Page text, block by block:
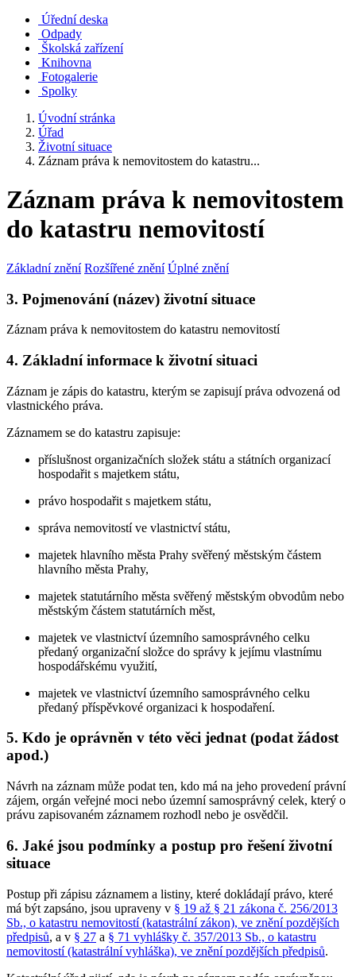
Úřední deska
Odpady
Školská zařízení
Knihovna
Fotogalerie
Spolky
Úvodní stránka
Úřad
Životní situace
Záznam práva k nemovitostem do katastru...
Záznam práva k nemovitostem
do katastru nemovitostí
Základní znění Rozšířené znění Úplné znění
3. Pojmenování (název) životní situace
Záznam práva k nemovitostem do katastru nemovitostí
4. Základní informace k životní situaci
Záznam je zápis do katastru, kterým se zapisují práva odvozená od
vlastnického práva.
Záznamem se do katastru zapisuje:
příslušnost organizačních složek státu a státních organizací
hospodařit s majetkem státu,
právo hospodařit s majetkem státu,
správa nemovitostí ve vlastnictví státu,
majetek hlavního města Prahy svěřený městským částem
hlavního města Prahy,
majetek statutárního města svěřený městským obvodům nebo
městským částem statutárních měst,
majetek ve vlastnictví územního samosprávného celku
předaný organizační složce do správy k jejímu vlastnímu
hospodářskému využití,
majetek ve vlastnictví územního samosprávného celku
předaný příspěvkové organizaci k hospodaření.
5. Kdo je oprávněn v této věci jednat (podat žádost
apod.)
Návrh na záznam může podat ten, kdo má na jeho provedení právní
zájem, orgán veřejné moci nebo územní samosprávný celek, který o
právu zapisovaném záznamem rozhodl nebo je osvědčil.
6. Jaké jsou podmínky a postup pro řešení životní
situace
Postup při zápisu záznamem a listiny, které dokládají právo, které
má být zapsáno, jsou upraveny v § 19 až § 21 zákona č. 256/2013
Sb., o katastru nemovitostí (katastrální zákon), ve znění pozdějších
předpisů, a v § 27 a § 71 vyhlášky č. 357/2013 Sb., o katastru
nemovitostí (katastrální vyhláška), ve znění pozdějších předpisů.